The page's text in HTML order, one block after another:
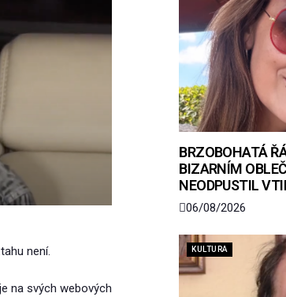
není.
na svých webových
BRZOBOHATÁ
BIZARNÍM
NEODPUSTIL
06/08/2026
KULTURA